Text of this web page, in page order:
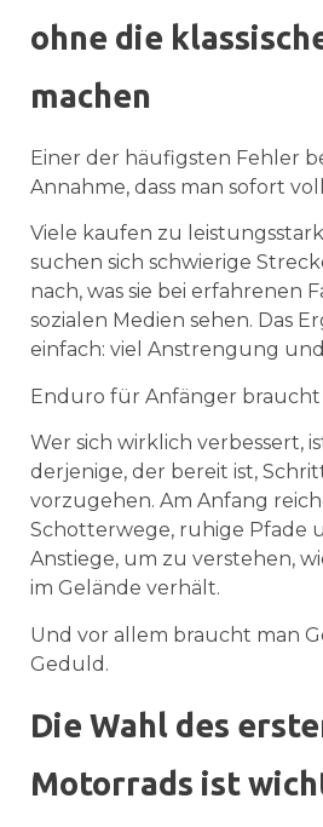
ohne die
machen
Einer der häufigsten Fehler
Annahme, dass man sofort
Viele kaufen zu
suchen sich schwierige
nach, was sie bei erfahrenen
sozialen Medien sehen. Das
einfach: viel Anstrengung
Enduro für Anfänger braucht
Wer sich wirklich verbessert,
derjenige, der bereit ist,
vorzugehen. Am Anfang
Schotterwege, ruhige Pfade
Anstiege, um zu verstehen,
im Gelände verhält.
Und vor allem braucht man
Geduld.
Die Wahl des
Motorrads ist